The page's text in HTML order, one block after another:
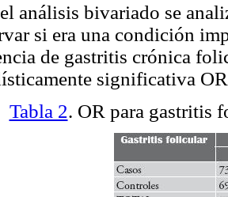
análisis bivariado se
si era una condición
de gastritis crónica
significativa
Tabla 2. OR para gastritis